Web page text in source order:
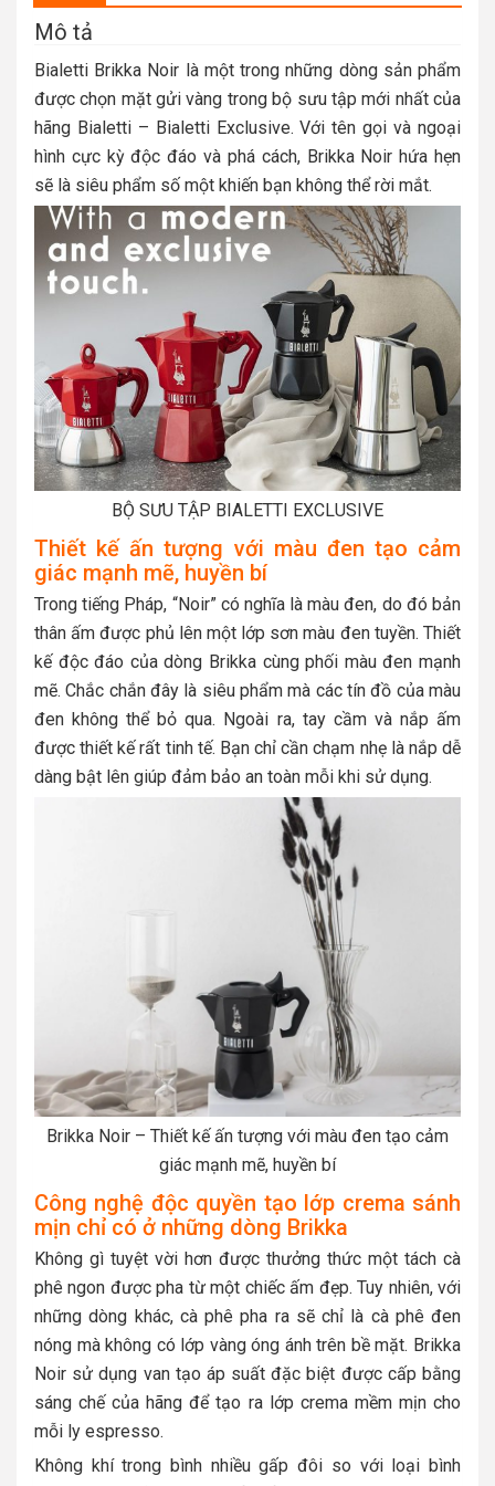
Mô tả
Bialetti Brikka Noir là một trong những dòng sản phẩm
được chọn mặt gửi vàng trong bộ sưu tập mới nhất của
hãng Bialetti – Bialetti Exclusive. Với tên gọi và ngoại
hình cực kỳ độc đáo và phá cách, Brikka Noir hứa hẹn
sẽ là siêu phẩm số một khiến bạn không thể rời mắt.
BỘ SƯU TẬP BIALETTI EXCLUSIVE
Thiết kế ấn tượng với màu đen tạo cảm
giác mạnh mẽ, huyền bí
Trong tiếng Pháp, “Noir” có nghĩa là màu đen, do đó bản
thân ấm được phủ lên một lớp sơn màu đen tuyền. Thiết
kế độc đáo của dòng Brikka cùng phối màu đen mạnh
mẽ. Chắc chắn đây là siêu phẩm mà các tín đồ của màu
đen không thể bỏ qua. Ngoài ra, tay cầm và nắp ấm
được thiết kế rất tinh tế. Bạn chỉ cần chạm nhẹ là nắp dễ
dàng bật lên giúp đảm bảo an toàn mỗi khi sử dụng.
Brikka Noir – Thiết kế ấn tượng với màu đen tạo cảm
giác mạnh mẽ, huyền bí
Công nghệ độc quyền tạo lớp crema sánh
mịn chỉ có ở những dòng Brikka
Không gì tuyệt vời hơn được thưởng thức một tách cà
phê ngon được pha từ một chiếc ấm đẹp. Tuy nhiên, với
những dòng khác, cà phê pha ra sẽ chỉ là cà phê đen
nóng mà không có lớp vàng óng ánh trên bề mặt. Brikka
Noir sử dụng van tạo áp suất đặc biệt được cấp bằng
sáng chế của hãng để tạo ra lớp crema mềm mịn cho
mỗi ly espresso.
Không khí trong bình nhiều gấp đôi so với loại bình